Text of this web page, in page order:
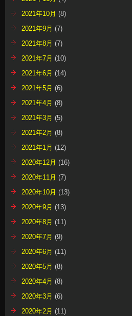
2021年10月 (8)
2021年9月 (7)
2021年8月 (7)
2021年7月 (10)
2021年6月 (14)
2021年5月 (6)
2021年4月 (8)
2021年3月 (5)
2021年2月 (8)
2021年1月 (12)
2020年12月 (16)
2020年11月 (7)
2020年10月 (13)
2020年9月 (13)
2020年8月 (11)
2020年7月 (9)
2020年6月 (11)
2020年5月 (8)
2020年4月 (8)
2020年3月 (6)
2020年2月 (11)